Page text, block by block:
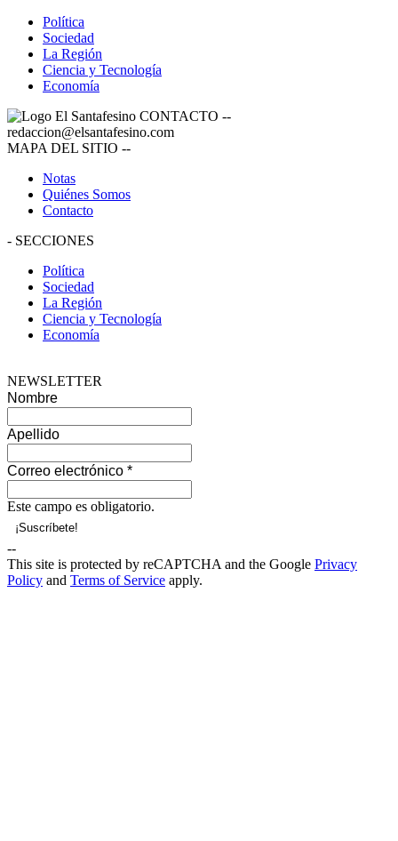
Política
Sociedad
La Región
Ciencia y Tecnología
Economía
CONTACTO --
redaccion@elsantafesino.com
MAPA DEL SITIO --
Notas
Quiénes Somos
Contacto
- SECCIONES
Política
Sociedad
La Región
Ciencia y Tecnología
Economía
NEWSLETTER
Nombre
Apellido
Correo electrónico *
Este campo es obligatorio.
--
This site is protected by reCAPTCHA and the Google Privacy
Policy and Terms of Service apply.